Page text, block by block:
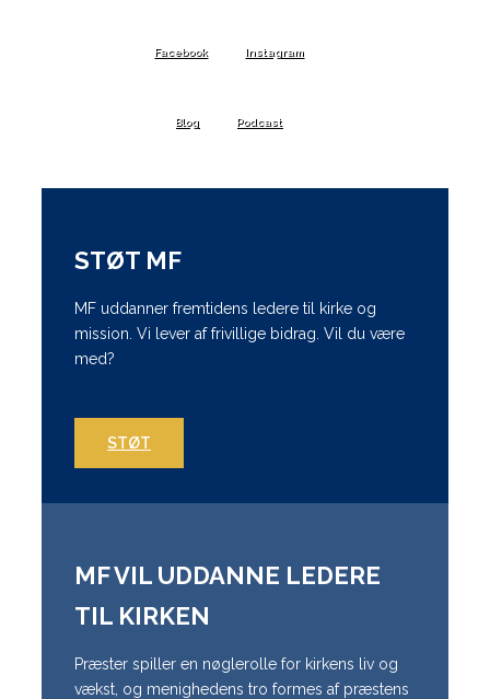
Facebook Instagram
Blog Podcast
STØT MF
MF uddanner fremtidens ledere til kirke og
mission. Vi lever af frivillige bidrag. Vil du være
med?
STØT
MF VIL UDDANNE LEDERE
TIL KIRKEN
Præster spiller en nøglerolle for kirkens liv og
vækst, og menighedens tro formes af præstens